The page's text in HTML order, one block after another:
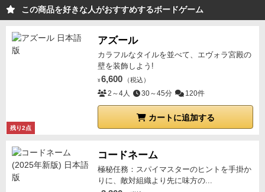
この商品を好きな人がおすすめするボードゲーム
残り2点
アズール
カラフルなタイルを並べて、エヴォラ宮殿の
壁を装飾しよう!
¥ 6,600 （税込）
2～4人 30～45分 120件
カートに追加する
コードネーム
極秘任務：スパイマスターのヒントを手掛か
りに、敵対組織より先に味方の...